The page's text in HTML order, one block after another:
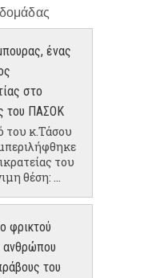
ένας
στο
του ΠΑΣΟΚ
του κ.Τάσου
του
θέση: ...
φρικτού
ανθρώπου
του